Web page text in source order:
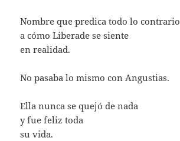
Nombre que predica todo lo contrario
a cómo Liberade se siente
en realidad.
No pasaba lo mismo con Angustias.
Ella nunca se quejó de nada
y fue feliz toda
su vida.